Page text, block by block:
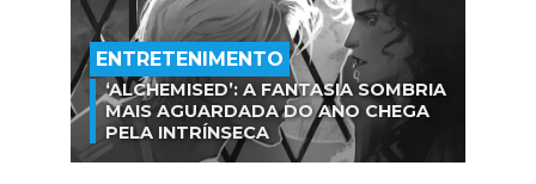
ENTRETENIMENTO
‘ALCHEMISED’: A FANTASIA SOMBRIA
MAIS AGUARDADA DO ANO CHEGA
PELA INTRÍNSECA